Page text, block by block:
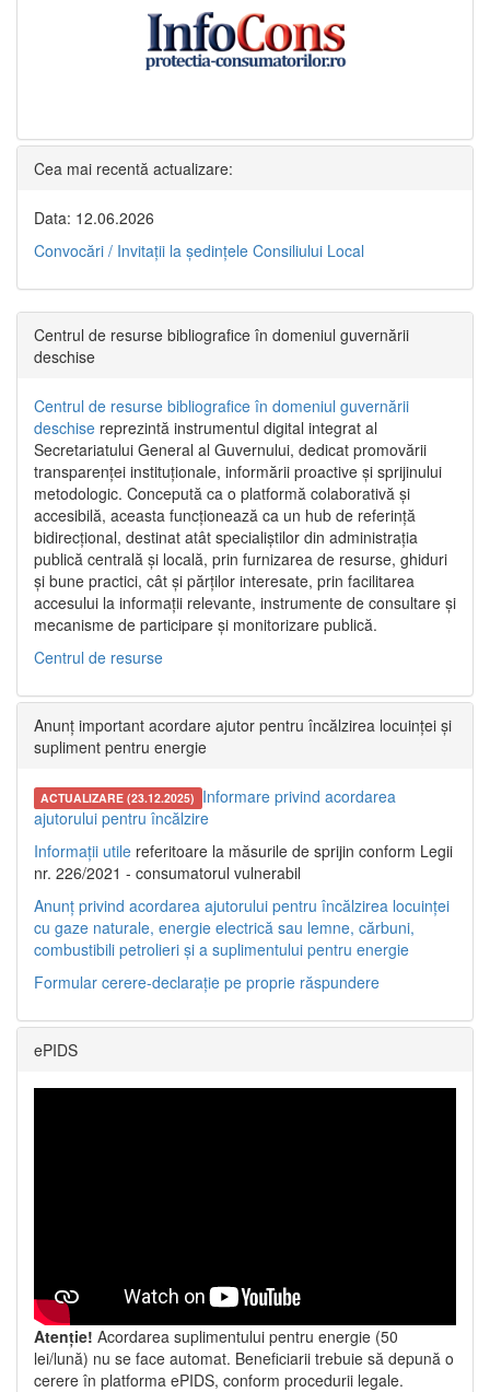
Cea mai recentă actualizare:
Data: 12.06.2026
Convocări / Invitaţii la şedinţele Consiliului Local
Centrul de resurse bibliografice în domeniul guvernării
deschise
Centrul de resurse bibliografice în domeniul guvernării
deschise reprezintă instrumentul digital integrat al
Secretariatului General al Guvernului, dedicat promovării
transparenței instituționale, informării proactive și sprijinului
metodologic. Concepută ca o platformă colaborativă și
accesibilă, aceasta funcționează ca un hub de referință
bidirecțional, destinat atât specialiștilor din administrația
publică centrală și locală, prin furnizarea de resurse, ghiduri
și bune practici, cât și părților interesate, prin facilitarea
accesului la informații relevante, instrumente de consultare și
mecanisme de participare și monitorizare publică.
Centrul de resurse
Anunț important acordare ajutor pentru încălzirea locuinței și
supliment pentru energie
ACTUALIZARE (23.12.2025) Informare privind acordarea
ajutorului pentru încălzire
Informații utile referitoare la măsurile de sprijin conform Legii
nr. 226/2021 - consumatorul vulnerabil
Anunț privind acordarea ajutorului pentru încălzirea locuinței
cu gaze naturale, energie electrică sau lemne, cărbuni,
combustibili petrolieri și a suplimentului pentru energie
Formular cerere-declarație pe proprie răspundere
ePIDS
Atenție! Acordarea suplimentului pentru energie (50
lei/lună) nu se face automat. Beneficiarii trebuie să depună o
cerere în platforma ePIDS, conform procedurii legale.